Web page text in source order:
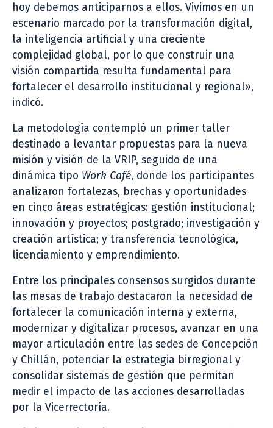
hoy debemos anticiparnos a ellos. Vivimos en un
escenario marcado por la transformación digital,
la inteligencia artificial y una creciente
complejidad global, por lo que construir una
visión compartida resulta fundamental para
fortalecer el desarrollo institucional y regional»,
indicó.
La metodología contempló un primer taller
destinado a levantar propuestas para la nueva
misión y visión de la VRIP, seguido de una
dinámica tipo Work Café, donde los participantes
analizaron fortalezas, brechas y oportunidades
en cinco áreas estratégicas: gestión institucional;
innovación y proyectos; postgrado; investigación y
creación artística; y transferencia tecnológica,
licenciamiento y emprendimiento.
Entre los principales consensos surgidos durante
las mesas de trabajo destacaron la necesidad de
fortalecer la comunicación interna y externa,
modernizar y digitalizar procesos, avanzar en una
mayor articulación entre las sedes de Concepción
y Chillán, potenciar la estrategia birregional y
consolidar sistemas de gestión que permitan
medir el impacto de las acciones desarrolladas
por la Vicerrectoría.